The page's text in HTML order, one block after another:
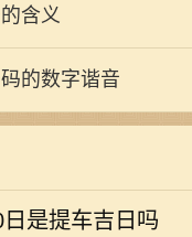
含义
的数字谐音
是提车吉日吗